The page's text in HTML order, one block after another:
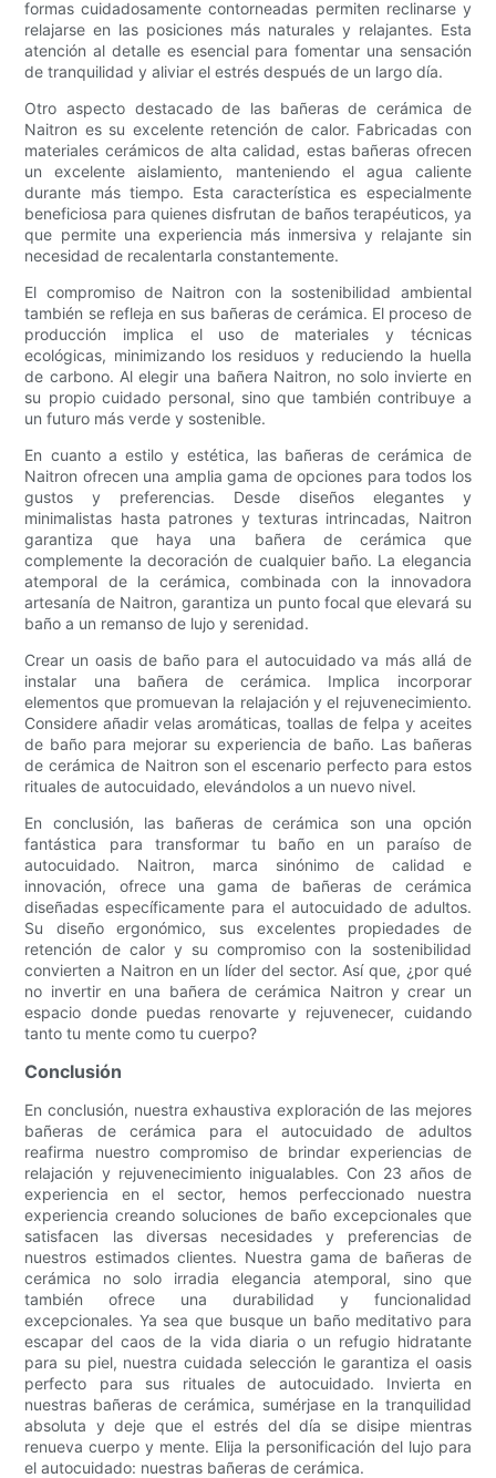
formas cuidadosamente contorneadas permiten reclinarse y
relajarse en las posiciones más naturales y relajantes. Esta
atención al detalle es esencial para fomentar una sensación
de tranquilidad y aliviar el estrés después de un largo día.
Otro aspecto destacado de las bañeras de cerámica de
Naitron es su excelente retención de calor. Fabricadas con
materiales cerámicos de alta calidad, estas bañeras ofrecen
un excelente aislamiento, manteniendo el agua caliente
durante más tiempo. Esta característica es especialmente
beneficiosa para quienes disfrutan de baños terapéuticos, ya
que permite una experiencia más inmersiva y relajante sin
necesidad de recalentarla constantemente.
El compromiso de Naitron con la sostenibilidad ambiental
también se refleja en sus bañeras de cerámica. El proceso de
producción implica el uso de materiales y técnicas
ecológicas, minimizando los residuos y reduciendo la huella
de carbono. Al elegir una bañera Naitron, no solo invierte en
su propio cuidado personal, sino que también contribuye a
un futuro más verde y sostenible.
En cuanto a estilo y estética, las bañeras de cerámica de
Naitron ofrecen una amplia gama de opciones para todos los
gustos y preferencias. Desde diseños elegantes y
minimalistas hasta patrones y texturas intrincadas, Naitron
garantiza que haya una bañera de cerámica que
complemente la decoración de cualquier baño. La elegancia
atemporal de la cerámica, combinada con la innovadora
artesanía de Naitron, garantiza un punto focal que elevará su
baño a un remanso de lujo y serenidad.
Crear un oasis de baño para el autocuidado va más allá de
instalar una bañera de cerámica. Implica incorporar
elementos que promuevan la relajación y el rejuvenecimiento.
Considere añadir velas aromáticas, toallas de felpa y aceites
de baño para mejorar su experiencia de baño. Las bañeras
de cerámica de Naitron son el escenario perfecto para estos
rituales de autocuidado, elevándolos a un nuevo nivel.
En conclusión, las bañeras de cerámica son una opción
fantástica para transformar tu baño en un paraíso de
autocuidado. Naitron, marca sinónimo de calidad e
innovación, ofrece una gama de bañeras de cerámica
diseñadas específicamente para el autocuidado de adultos.
Su diseño ergonómico, sus excelentes propiedades de
retención de calor y su compromiso con la sostenibilidad
convierten a Naitron en un líder del sector. Así que, ¿por qué
no invertir en una bañera de cerámica Naitron y crear un
espacio donde puedas renovarte y rejuvenecer, cuidando
tanto tu mente como tu cuerpo?
Conclusión
En conclusión, nuestra exhaustiva exploración de las mejores
bañeras de cerámica para el autocuidado de adultos
reafirma nuestro compromiso de brindar experiencias de
relajación y rejuvenecimiento inigualables. Con 23 años de
experiencia en el sector, hemos perfeccionado nuestra
experiencia creando soluciones de baño excepcionales que
satisfacen las diversas necesidades y preferencias de
nuestros estimados clientes. Nuestra gama de bañeras de
cerámica no solo irradia elegancia atemporal, sino que
también ofrece una durabilidad y funcionalidad
excepcionales. Ya sea que busque un baño meditativo para
escapar del caos de la vida diaria o un refugio hidratante
para su piel, nuestra cuidada selección le garantiza el oasis
perfecto para sus rituales de autocuidado. Invierta en
nuestras bañeras de cerámica, sumérjase en la tranquilidad
absoluta y deje que el estrés del día se disipe mientras
renueva cuerpo y mente. Elija la personificación del lujo para
el autocuidado: nuestras bañeras de cerámica.